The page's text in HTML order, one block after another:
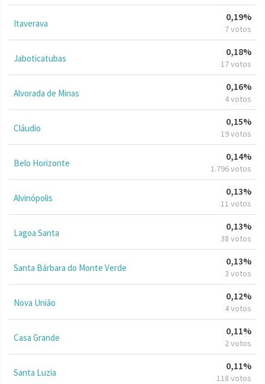
Itaverava
0,19%
7 votos
Jaboticatubas
0,18%
17 votos
Alvorada de Minas
0,16%
4 votos
Cláudio
0,15%
19 votos
Belo Horizonte
0,14%
1.796 votos
Alvinópolis
0,13%
11 votos
Lagoa Santa
0,13%
38 votos
Santa Bárbara do Monte Verde
0,13%
3 votos
Nova União
0,12%
4 votos
Casa Grande
0,11%
2 votos
Santa Luzia
0,11%
118 votos